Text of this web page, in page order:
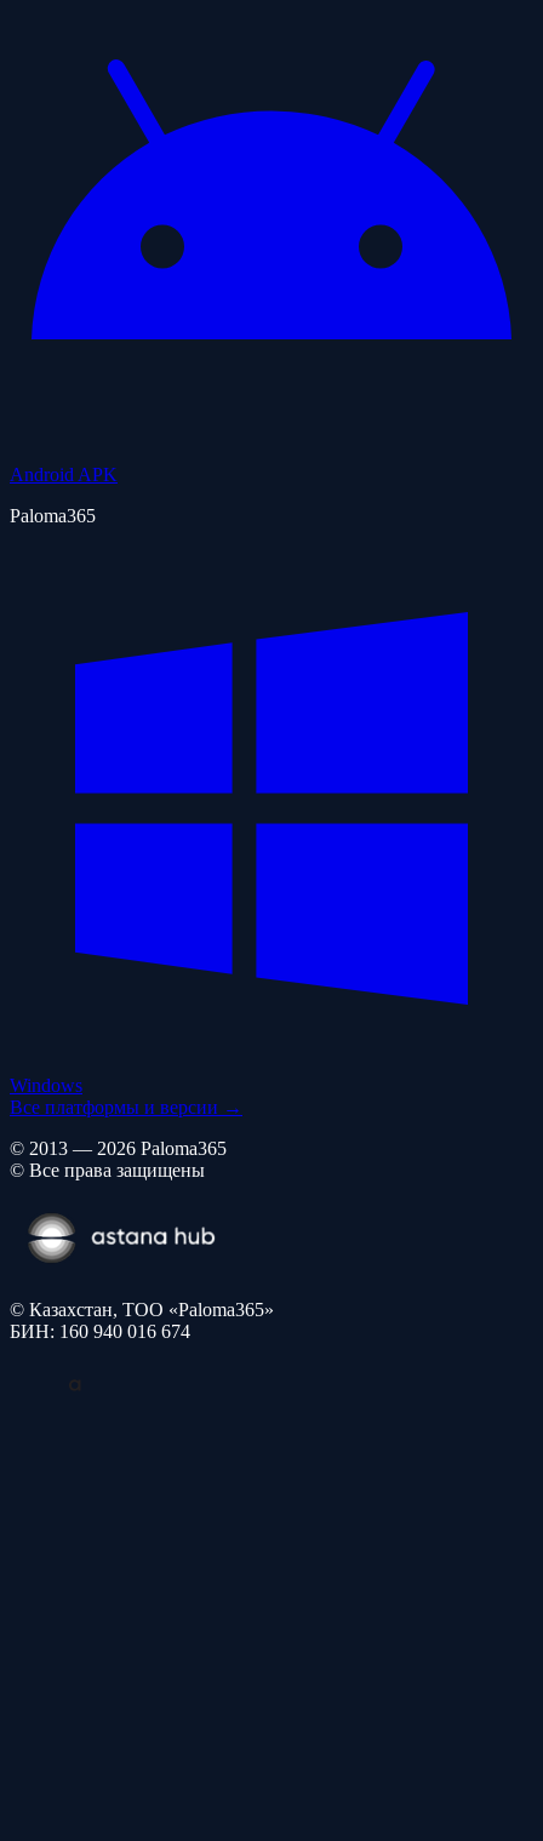
Android APK
Paloma365
Windows
Все платформы и версии →
© 2013 — 2026 Paloma365
© Все права защищены
© Казахстан, ТОО «Paloma365»
БИН: 160 940 016 674